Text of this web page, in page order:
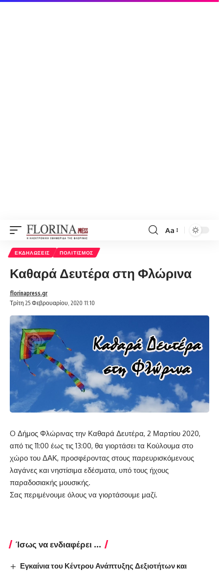
Font
Aa
ΕΚΔΗΛΏΣΕΙΣ ΠΟΛΙΤΙΣΜΌΣ
Καθαρά Δευτέρα στη Φλώρινα
Τρίτη 25 Φεβρουαρίου, 2020 11:10
florinapress.gr
O Δήμος Φλώρινας την Καθαρά Δευτέρα, 2 Μαρτίου 2020,
από τις 11:00 έως τις 13:00, θα γιορτάσει τα Κούλουμα στο
χώρο του ΔΑΚ, προσφέροντας στους παρευρισκόμενους
λαγάνες και νηστίσιμα εδέσματα, υπό τους ήχους
παραδοσιακής μουσικής.
Σας περιμένουμε όλους να γιορτάσουμε μαζί.
Ίσως να ενδιαφέρει ...
Εγκαίνια του Κέντρου Ανάπτυξης Δεξιοτήτων και